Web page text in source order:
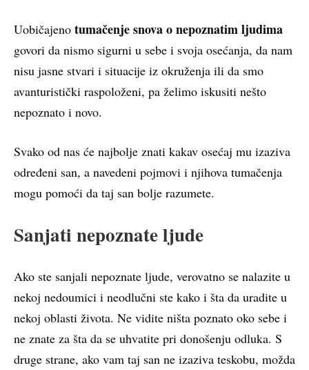
Uobičajeno tumačenje snova o nepoznatim ljudima
govori da nismo sigurni u sebe i svoja osećanja, da nam
nisu jasne stvari i situacije iz okruženja ili da smo
avanturistički raspoloženi, pa želimo iskusiti nešto
nepoznato i novo.
Svako od nas će najbolje znati kakav osećaj mu izaziva
određeni san, a navedeni pojmovi i njihova tumačenja
mogu pomoći da taj san bolje razumete.
Sanjati nepoznate ljude
Ako ste sanjali nepoznate ljude, verovatno se nalazite u
nekoj nedoumici i neodlučni ste kako i šta da uradite u
nekoj oblasti života. Ne vidite ništa poznato oko sebe i
ne znate za šta da se uhvatite pri donošenju odluka. S
druge strane, ako vam taj san ne izaziva teskobu, možda